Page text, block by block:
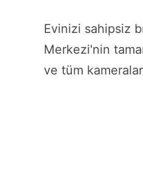
Evinizi sahipsiz
Merkezi'nin
ve tüm